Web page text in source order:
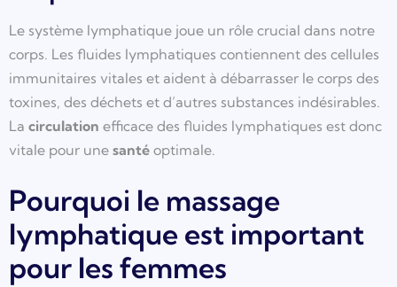
Le système lymphatique joue un rôle crucial dans notre
corps. Les fluides lymphatiques contiennent des cellules
immunitaires vitales et aident à débarrasser le corps des
toxines, des déchets et d’autres substances indésirables.
La circulation efficace des fluides lymphatiques est donc
vitale pour une santé optimale.
Pourquoi le massage
lymphatique est important
pour les femmes